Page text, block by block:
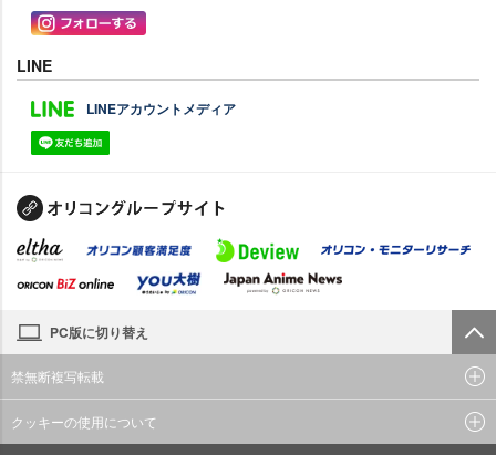
LINE
LINEアカウントメディア
PC版に切り替え
禁無断複写転載
クッキーの使用について